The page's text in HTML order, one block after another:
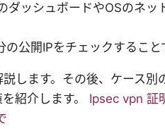
ダッシュボードやOSのネッ
公開IPをチェックすること
します。その後、ケース別
紹介します。 Ipsec vpn 証